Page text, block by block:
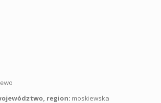
region: moskiewska